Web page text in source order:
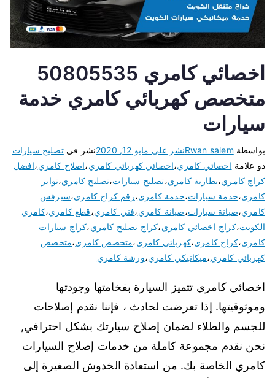
اخصائي كامري 50805535
متخصص كهربائي كامري خدمة
سيارات
بواسطة Rwan salemنشر على مايو 12, 2020 نشر فيتصليح سيارات
ذو علامة اخصائي كامري،اخصائي كهربائي كامري،اصلاح كامري،افضل
كراج كامري،بطارية كامري،تصليح سيارات،تصليح كامري،تواير
كامري،خدمة سيارات،خدمة كامري،رقم كراج كامري،سيرفس
كامري،صيانة سيارات،صيانة كامري،فني كامري،قطع كامري،كامري
الكويت،كراج اخصائي كامري،كراج تصليح كامري،كراج سيارات
كامري،كراج كامري،كهربائي كامري،متخصص كامري،متخصص
كهربائي كامري،ميكانيكي كامري،ورشة كامري
اخصائي كامري تتميز السيارة بفخامتها وجودتها
وموثوقيتها. إذا تعرضت لحادث ، فإننا نقدم إصلاحات
للجسم والطلاء لضمان إصلاح سيارتك بشكل احترافي,
نحن نقدم مجموعة كاملة من خدمات إصلاح السيارات
كامري الخاصة بك. من استعادة الخدوش الصغيرة إلى